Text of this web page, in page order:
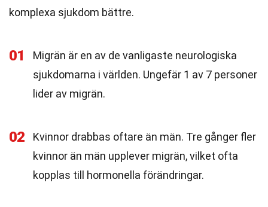
komplexa sjukdom bättre.
01
Migrän är en av de vanligaste neurologiska
sjukdomarna i världen. Ungefär 1 av 7 personer
lider av migrän.
02
Kvinnor drabbas oftare än män. Tre gånger fler
kvinnor än män upplever migrän, vilket ofta
kopplas till hormonella förändringar.